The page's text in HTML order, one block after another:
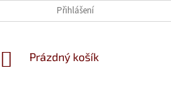
REKLAMACE, VRÁCENÍ ZBOŽÍ
Přihlášení
NÁKUPNÍ
Prázdný košík